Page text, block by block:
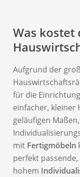
Was kostet
Aufgrund der
für die
einfacher,
geläufigen
mit Fertigmöbeln
perfekt
hohem